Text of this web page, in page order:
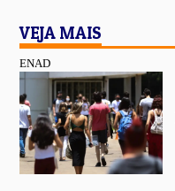
VEJA MAIS
ENAD